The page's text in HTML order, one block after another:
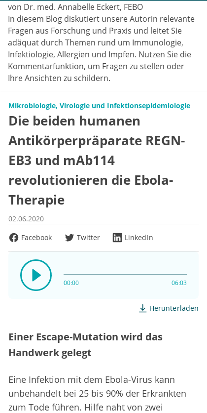
von Dr. med. Annabelle Eckert, FEBO
In diesem Blog diskutiert unsere Autorin relevante
Fragen aus Forschung und Praxis und leitet Sie
adäquat durch Themen rund um Immunologie,
Infektiologie, Allergien und Impfen. Nutzen Sie die
Kommentarfunktion, um Fragen zu stellen oder
Ihre Ansichten zu schildern.
Mikrobiologie, Virologie und Infektionsepidemiologie
Die beiden humanen
Antikörperpräparate REGN-
EB3 und mAb114
revolutionieren die Ebola-
Therapie
02.06.2020
Facebook
Twitter LinkedIn
00:00 06:03
Herunterladen
Einer Escape-Mutation wird das
Handwerk gelegt
Eine Infektion mit dem Ebola-Virus kann
unbehandelt bei 25 bis 90% der Erkrankten
zum Tode führen. Hilfe naht von zwei